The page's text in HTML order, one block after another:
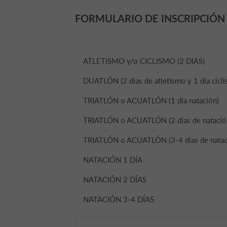
FORMULARIO DE INSCRIPCIÓN
ATLETISMO y/o CICLISMO (2 DIAS)
DUATLÓN (2 días de atletismo y 1 día
TRIATLÓN o ACUATLÓN (1 día natación)
TRIATLÓN o ACUATLÓN (2 días de
TRIATLÓN o ACUATLÓN (3-4 días de
NATACIÓN 1 DÍA
NATACIÓN 2 DÍAS
NATACIÓN 3-4 DÍAS